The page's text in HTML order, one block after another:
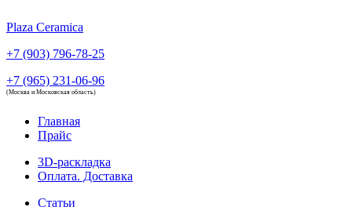
Plaza Ceramica
+7 (903) 796-78-25
+7 (965) 231-06-96
(Москва и Московская область)
Главная
Прайс
3D-раскладка
Оплата. Доставка
Статьи